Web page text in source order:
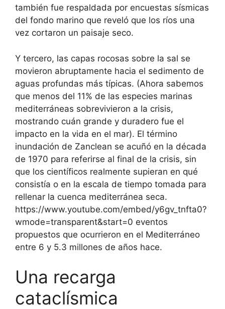
también fue respaldada por encuestas sísmicas
del fondo marino que reveló que los ríos una
vez cortaron un paisaje seco.
Y tercero, las capas rocosas sobre la sal se
movieron abruptamente hacia el sedimento de
aguas profundas más típicas. (Ahora sabemos
que menos del 11% de las especies marinas
mediterráneas sobrevivieron a la crisis,
mostrando cuán grande y duradero fue el
impacto en la vida en el mar). El término
inundación de Zanclean se acuñó en la década
de 1970 para referirse al final de la crisis, sin
que los científicos realmente supieran en qué
consistía o en la escala de tiempo tomada para
rellenar la cuenca mediterránea seca.
https://www.youtube.com/embed/y6gv_tnfta0?
wmode=transparent&start=0 eventos
propuestos que ocurrieron en el Mediterráneo
entre 6 y 5.3 millones de años hace.
Una recarga
cataclísmica